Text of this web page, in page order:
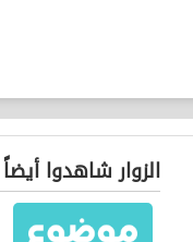
الزوار شاهدوا أيضاً